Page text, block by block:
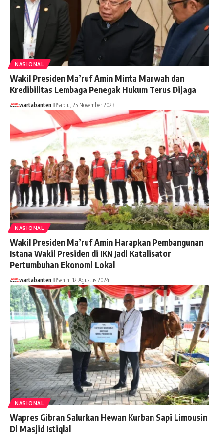
NASIONAL
Wakil Presiden Ma’ruf Amin Minta Marwah dan
Kredibilitas Lembaga Penegak Hukum Terus Dijaga
wartabanten Sabtu, 25 November 2023
NASIONAL
Wakil Presiden Ma’ruf Amin Harapkan Pembangunan
Istana Wakil Presiden di IKN Jadi Katalisator
Pertumbuhan Ekonomi Lokal
wartabanten Senin, 12 Agustus 2024
NASIONAL
Wapres Gibran Salurkan Hewan Kurban Sapi Limousin
Di Masjid Istiqlal